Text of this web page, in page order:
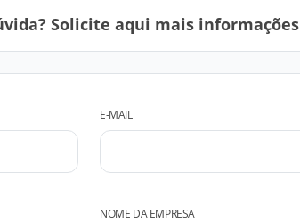
Solicite aqui mais informações
E-MAIL
NOME DA EMPRESA